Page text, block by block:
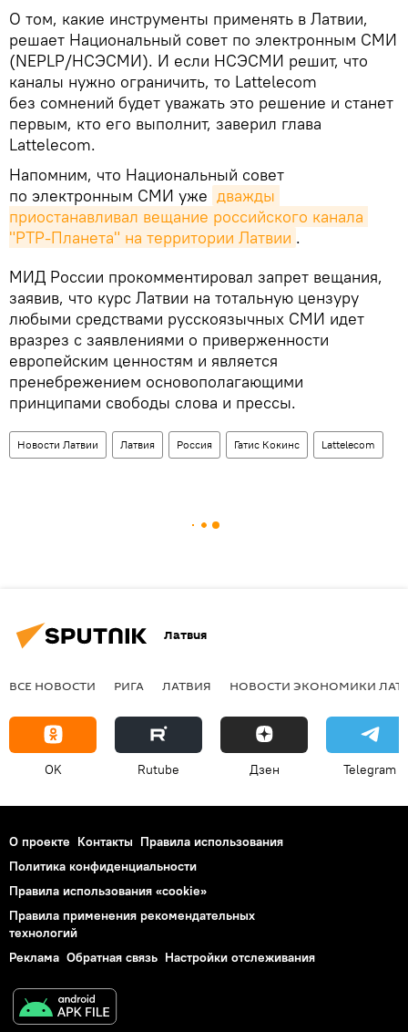
О том, какие инструменты применять в Латвии,
решает Национальный совет по электронным СМИ
(NEPLP/НСЭСМИ). И если НСЭСМИ решит, что
каналы нужно ограничить, то Lattelecom
без сомнений будет уважать это решение и станет
первым, кто его выполнит, заверил глава
Lattelecom.
Напомним, что Национальный совет
по электронным СМИ уже дважды
приостанавливал вещание российского канала
"РТР-Планета" на территории Латвии .
МИД России прокомментировал запрет вещания,
заявив, что курс Латвии на тотальную цензуру
любыми средствами русскоязычных СМИ идет
вразрез с заявлениями о приверженности
европейским ценностям и является
пренебрежением основополагающими
принципами свободы слова и прессы.
Новости Латвии Латвия Россия Гатис Кокинс Lattelecom
Латвия
ВСЕ НОВОСТИ РИГА ЛАТВИЯ НОВОСТИ ЭКОНОМИКИ
OK Rutube Дзен Telegram
О проекте Контакты Правила использования
Политика конфиденциальности
Правила использования «cookie»
Правила применения рекомендательных
технологий
Реклама Обратная связь Настройки отслеживания